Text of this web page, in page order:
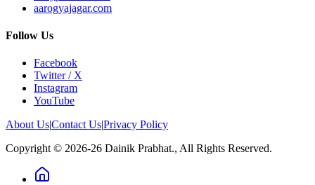
aarogyajagar.com
Follow Us
Facebook
Twitter / X
Instagram
YouTube
About Us|Contact Us|Privacy Policy
Copyright © 2026-26 Dainik Prabhat., All Rights Reserved.